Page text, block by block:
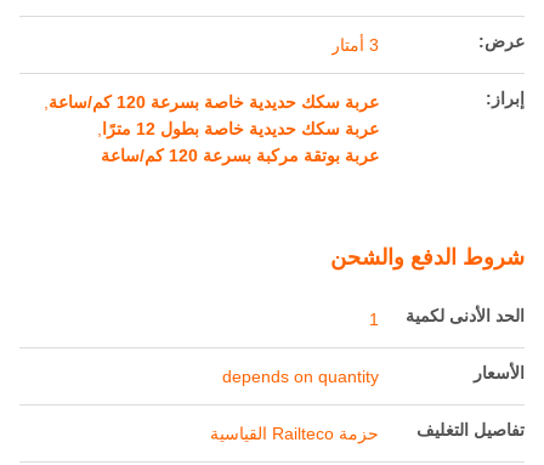
عرض: 3 أمتار
إبراز: عربة سكك حديدية خاصة بسرعة 120 كم/ساعة
عربة سكك حديدية خاصة بطول 12 مترًا
عربة بوتقة مركبة بسرعة 120 كم/ساعة
شروط الدفع والشحن
الحد الأدنى لكمية 1
الأسعار depends on quantity
تفاصيل التغليف حزمة Railteco القياسية